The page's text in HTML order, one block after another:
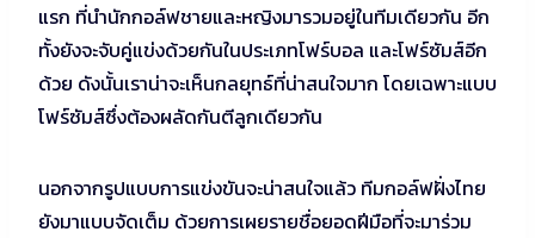
แรก ที่นำนักกอล์ฟชายและหญิงมารวมอยู่ในทีมเดียวกัน อีก
ทั้งยังจะจับคู่แข่งด้วยกันในประเภทโฟร์บอล และโฟร์ซัมส์อีก
ด้วย ดังนั้นเราน่าจะเห็นกลยุทธ์ที่น่าสนใจมาก โดยเฉพาะแบบ
โฟร์ซัมส์ซึ่งต้องผลัดกันตีลูกเดียวกัน
นอกจากรูปแบบการแข่งขันจะน่าสนใจแล้ว ทีมกอล์ฟฝั่งไทย
ยังมาแบบจัดเต็ม ด้วยการเผยรายชื่อยอดฝีมือที่จะมาร่วม